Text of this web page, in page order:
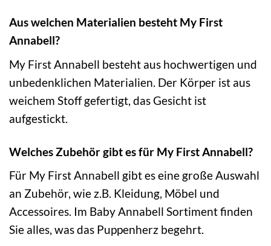
Aus welchen Materialien besteht My First
Annabell?
My First Annabell besteht aus hochwertigen und
unbedenklichen Materialien. Der Körper ist aus
weichem Stoff gefertigt, das Gesicht ist
aufgestickt.
Welches Zubehör gibt es für My First Annabell?
Für My First Annabell gibt es eine große Auswahl
an Zubehör, wie z.B. Kleidung, Möbel und
Accessoires. Im Baby Annabell Sortiment finden
Sie alles, was das Puppenherz begehrt.